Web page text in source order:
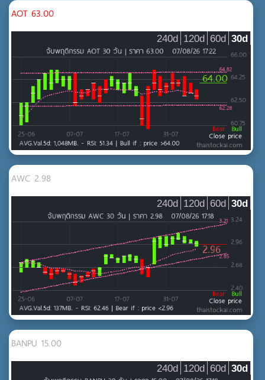
พลังงานและสาธารณูปโภค
MAI
ธนาคาร
ประกันภัยและประกันชีวิต
เงินทุนและหลักทรัพย์
บริการ
MAI
การท่องเที่ยวและสันทนาการ
บริการ
พาณิชย์
สื่อและสิ่งพิมพ์
สินค้าอุตสาหกรรม
MAI
กระดาษและวัสดุการพิมพ์
AOT 63.00
30d
60d
120d
240d
AWC 2.98
30d
60d
120d
240d
BANPU 15.00
30d
60d
120d
240d